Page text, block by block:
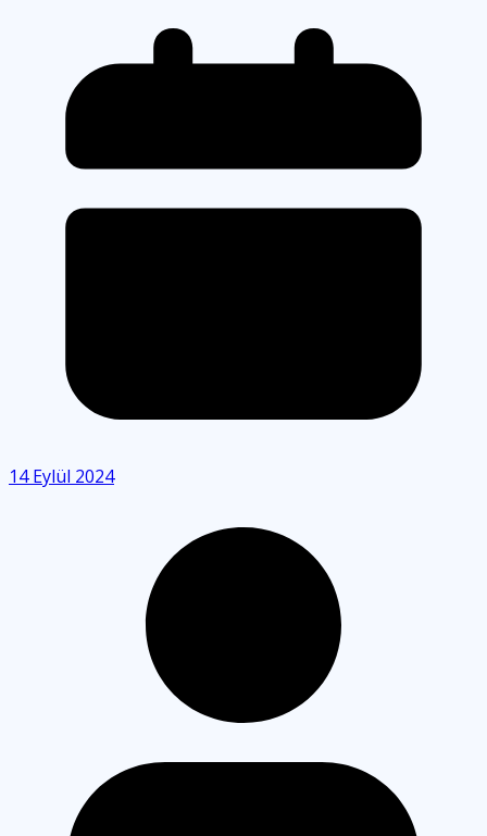
14 Eylül 2024